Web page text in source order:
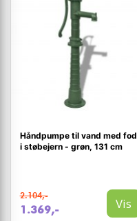
Håndpumpe til vand med fod
i støbejern - grøn, 131 cm
2.104,-
1.369,- Vis